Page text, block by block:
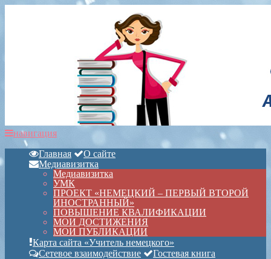
навигация
Главная
О сайте
Медиавизитка
Медиавизитка
УМК
ПРОЕКТ «НЕМЕЦКИЙ – ПЕРВЫЙ ВТОРОЙ
ИНОСТРАННЫЙ»
ПОВЫШЕНИЕ КВАЛИФИКАЦИИ
МОИ ДОСТИЖЕНИЯ
МОИ ПУБЛИКАЦИИ
Карта сайта «Учитель немецкого»
Сетевое взаимодействие
Гостевая книга